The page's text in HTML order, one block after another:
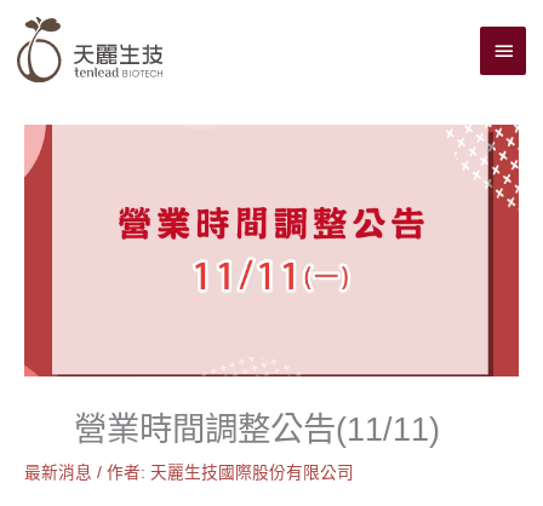
要
選
單
營業時間調整公告(11/11)
最新消息 / 作者: 天麗生技國際股份有限公司